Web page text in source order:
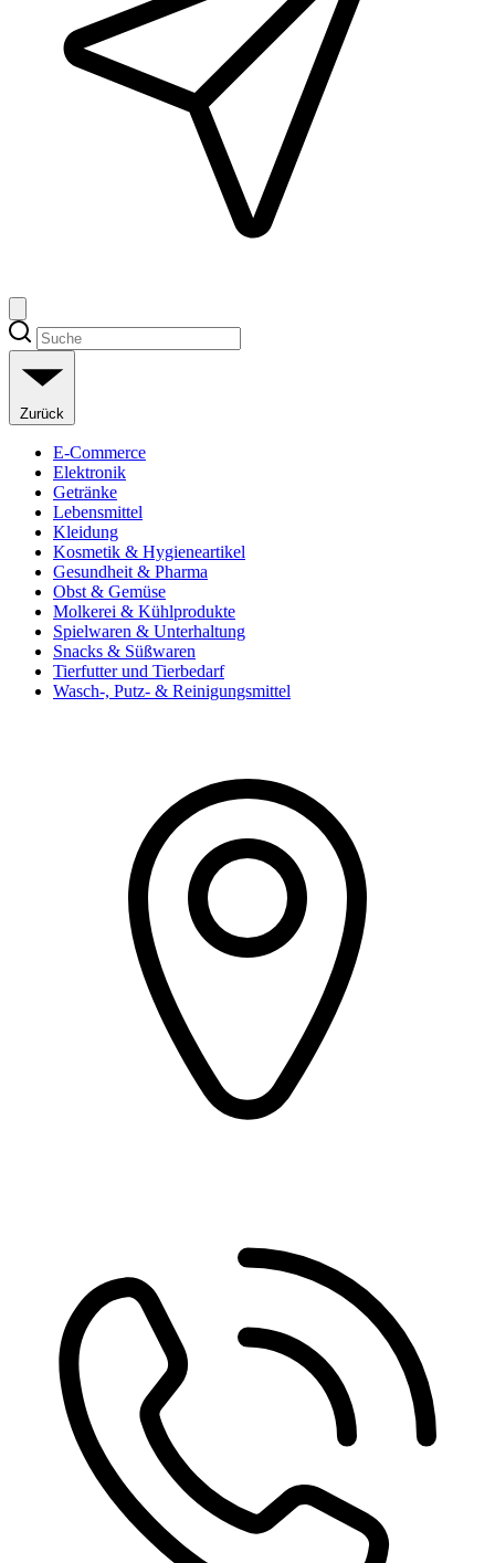
Zurück
E-Commerce
Elektronik
Getränke
Lebensmittel
Kleidung
Kosmetik & Hygieneartikel
Gesundheit & Pharma
Obst & Gemüse
Molkerei & Kühlprodukte
Spielwaren & Unterhaltung
Snacks & Süßwaren
Tierfutter und Tierbedarf
Wasch-, Putz- & Reinigungsmittel